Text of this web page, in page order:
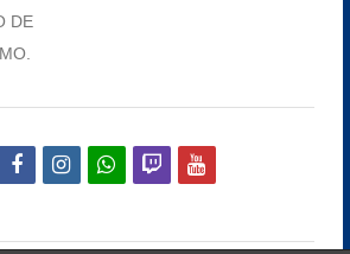
DE
facebookinstagramwhatsapp
twitchyoutube